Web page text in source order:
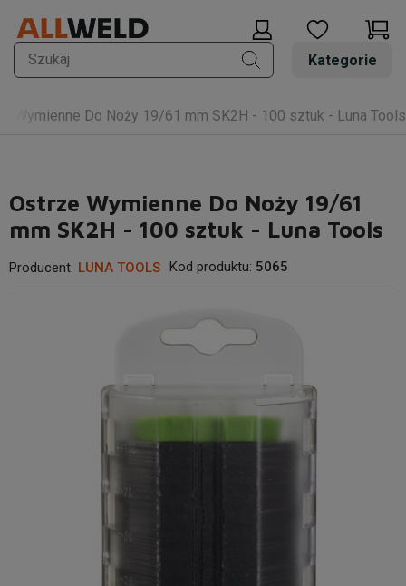
Kategorie
Wymienne Do Noży 19/61 mm SK2H - 100 sztuk - Luna Tools
Ostrze Wymienne Do Noży 19/61
mm SK2H - 100 sztuk - Luna Tools
Producent: LUNA TOOLS Kod produktu: 5065